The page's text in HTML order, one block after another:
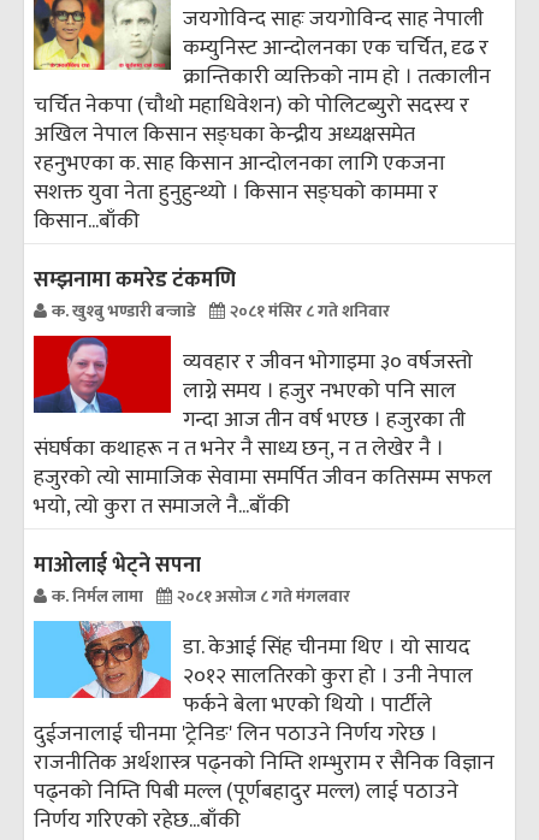
जयगोविन्द साहः जयगोविन्द साह नेपाली
कम्युनिस्ट आन्दोलनका एक चर्चित, दृढ र
क्रान्तिकारी व्यक्तिको नाम हो । तत्कालीन
चर्चित नेकपा (चौथो महाधिवेशन) को पोलिटब्युरो सदस्य र
अखिल नेपाल किसान सङ्‌घका केन्द्रीय अध्यक्षसमेत
रहनुभएका क. साह किसान आन्दोलनका लागि एकजना
सशक्त युवा नेता हुनुहुन्थ्यो । किसान सङ्घको काममा र
किसान...बाँकी
सम्झनामा कमरेड टंकमणि
क. खुश्बु भण्डारी बन्जाडे २०८१ मंसिर ८ गते शनिवार
व्यवहार र जीवन भोगाइमा ३० वर्षजस्तो
लाग्ने समय । हजुर नभएको पनि साल
गन्दा आज तीन वर्ष भएछ । हजुरका ती
संघर्षका कथाहरू न त भनेर नै साध्य छन्, न त लेखेर नै ।
हजुरको त्यो सामाजिक सेवामा समर्पित जीवन कतिसम्म सफल
भयो, त्यो कुरा त समाजले नै...बाँकी
माओलाई भेट्ने सपना
क. निर्मल लामा २०८१ असोज ८ गते मंगलवार
डा. केआई सिंह चीनमा थिए । यो सायद
२०१२ सालतिरको कुरा हो । उनी नेपाल
फर्कने बेला भएको थियो । पार्टीले
दुईजनालाई चीनमा 'ट्रेनिङ' लिन पठाउने निर्णय गरेछ ।
राजनीतिक अर्थशास्त्र पढ्नको निम्ति शम्भुराम र सैनिक विज्ञान
पढ्नको निम्ति पिबी मल्ल (पूर्णबहादुर मल्ल) लाई पठाउने
निर्णय गरिएको रहेछ...बाँकी